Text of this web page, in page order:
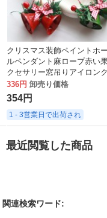
クリスマス装飾ペイントホ
ルペンダント麻ロープ赤い
クセサリー窓吊りアイロン
マスベル
336円 卸売り価格
354円
1 - 3営業日で出荷され
最近閲覧した商品
関連検索ワード: